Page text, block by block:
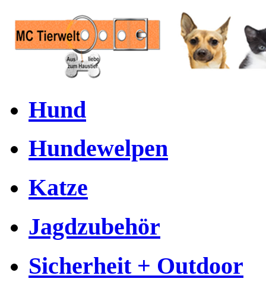
Hund
Hundewelpen
Katze
Jagdzubehör
Sicherheit + Outdoor